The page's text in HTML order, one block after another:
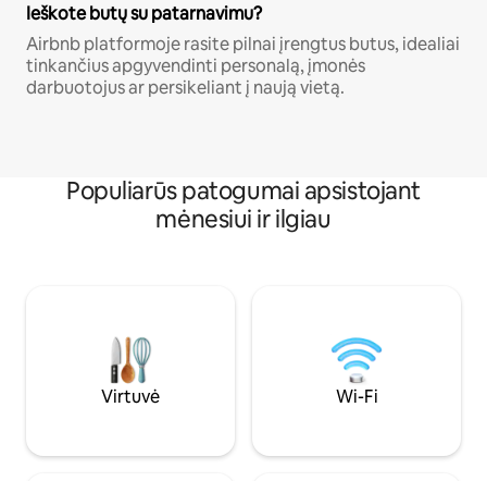
Ieškote butų su patarnavimu?
Airbnb platformoje rasite pilnai įrengtus butus, idealiai
tinkančius apgyvendinti personalą, įmonės
darbuotojus ar persikeliant į naują vietą.
Populiarūs patogumai apsistojant
mėnesiui ir ilgiau
Virtuvė Wi-Fi